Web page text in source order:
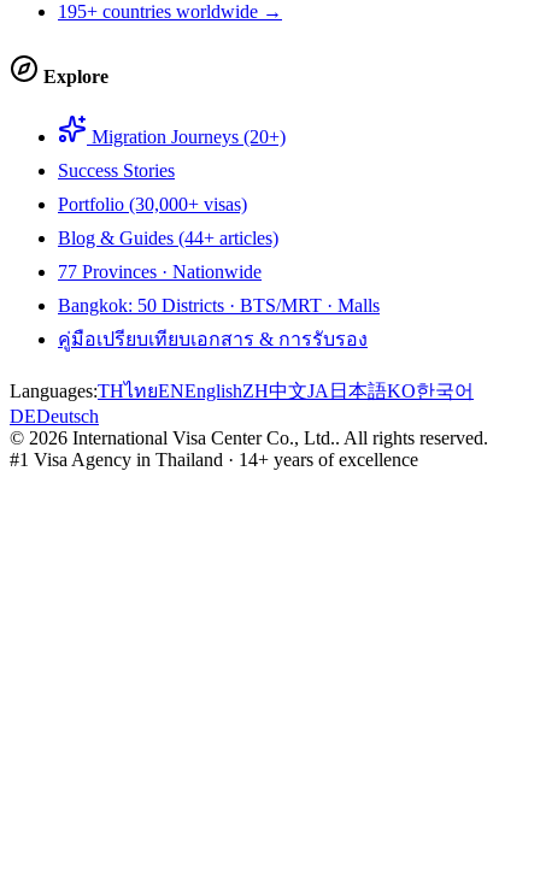
195+ countries worldwide →
Explore
Migration Journeys (20+)
Success Stories
Portfolio (30,000+ visas)
Blog & Guides (44+ articles)
77 Provinces · Nationwide
Bangkok: 50 Districts · BTS/MRT · Malls
คู่มือเปรียบเทียบเอกสาร & การรับรอง
Languages:THไทยENEnglishZH中文JA 日本語KO한국어
DEDeutsch
© 2026 International Visa Center Co., Ltd.. All rights reserved.
#1 Visa Agency in Thailand · 14+ years of excellence